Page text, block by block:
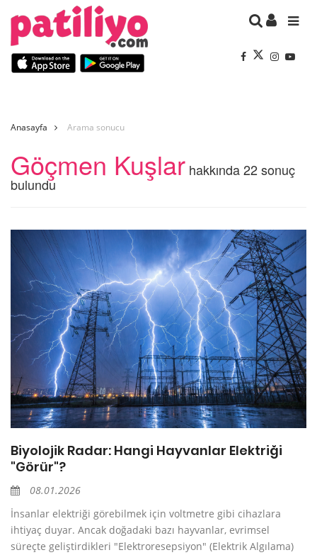
Anasayfa Arama sonucu
Göçmen Kuşlar hakkında 22 sonuç
bulundu
Biyolojik Radar: Hangi Hayvanlar Elektriği
"Görür"?
08.01.2026
İnsanlar elektriği görebilmek için voltmetre gibi cihazlara
ihtiyaç duyar. Ancak doğadaki bazı hayvanlar, evrimsel
süreçte geliştirdikleri "Elektroresepsiyon" (Elektrik Algılama)